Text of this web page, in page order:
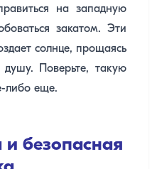
на западную
закатом. Эти
солнце, прощаясь
Поверьте, такую
либо еще.
безопасная